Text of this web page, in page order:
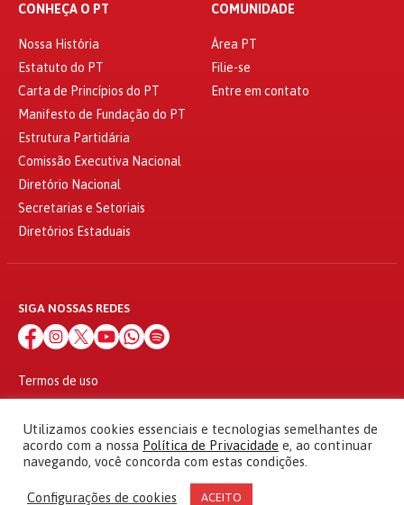
CONHEÇA O PT
Nossa História
Estatuto do PT
Carta de Princípios do PT
Manifesto de Fundação do PT
Estrutura Partidária
Comissão Executiva Nacional
Diretório Nacional
Secretarias e Setoriais
Diretórios Estaduais
COMUNIDADE
Área PT
Filie-se
Entre em contato
SIGA NOSSAS REDES
Termos de uso
© 2010 - 2026
Partido dos Trabalhadores Todos os direitos reservados
Utilizamos cookies essenciais e tecnologias semelhantes de
acordo com a nossa Política de Privacidade e, ao continuar
navegando, você concorda com estas condições.
Configurações de cookies ACEITO